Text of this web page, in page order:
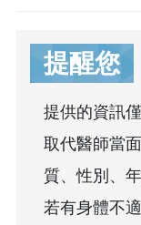
提醒您
提供的資訊
取代醫師當
質、性別、
若有身體不